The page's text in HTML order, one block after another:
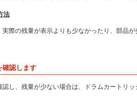
法
際の残量が表示よりも少なかったり、部品
確認します
し、残量が少ない場合は、ドラムカートリッ